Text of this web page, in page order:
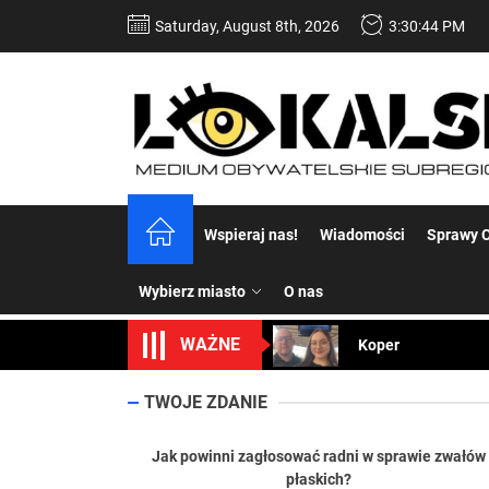
Saturday, August 8th, 2026 3:30:45 PM
Wspieraj nas! Wiadomości Sprawy
Wybierz miasto O nas
WAŻNE
Koper – część 2.
Uwaga Dębieńsko
Ilu mieszkańców
TWOJE ZDANIE
Jak powinni zagłosować radni w sprawie zwałów
płaskich?